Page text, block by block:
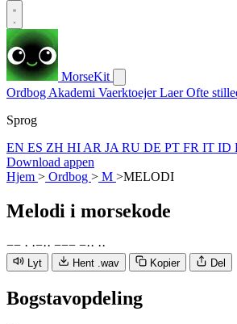
MorseKit
Ordbog Akademi VaerktoejerLaerOfte
Sprog
EN ES ZH HI AR JA RU DE PT FR IT ID
Download appen
Hjem > Ordbog > M >MELODI
Melodi i morsekode
−− · ·−·· −−− −·· ··
Lyt Hent .wav Kopier Del
Bogstavopdeling